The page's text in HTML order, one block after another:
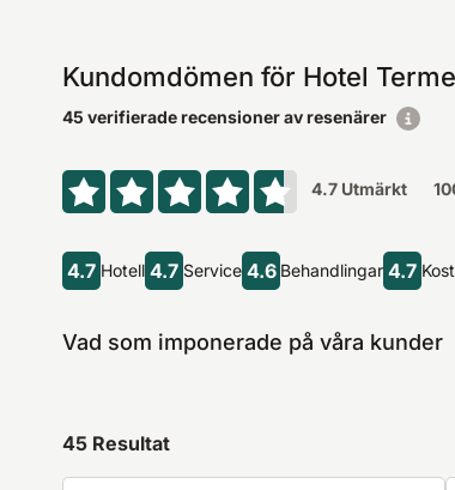
Kundomdömen för Hotel
45 verifierade recensioner av resenärer
4.7 Utmärkt
4.7 Hotell 4.7 Service 4.6 Behandlingar 4.7 Kost
Vad som imponerade på våra kunder
45 Resultat